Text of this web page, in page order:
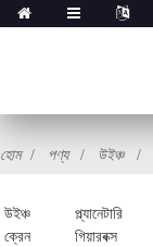
হোম পণ্য উইঞ্চ
উইঞ্চ
ক্রেন
প্ল্যানেটারি
গিয়ারবক্স